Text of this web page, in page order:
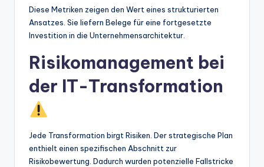
Diese Metriken zeigen den Wert eines strukturierten
Ansatzes. Sie liefern Belege für eine fortgesetzte
Investition in die Unternehmensarchitektur.
Risikomanagement bei
der IT-Transformation
Jede Transformation birgt Risiken. Der strategische Plan
enthielt einen spezifischen Abschnitt zur
Risikobewertung. Dadurch wurden potenzielle Fallstricke